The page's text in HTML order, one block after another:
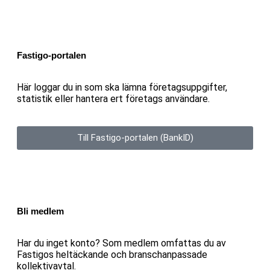
Fastigo-portalen
Här loggar du in som ska lämna företagsuppgifter,
statistik eller hantera ert företags användare.
Till Fastigo-portalen (BankID)
Bli medlem
Har du inget konto? Som medlem omfattas du av
Fastigos heltäckande och branschanpassade
kollektivavtal.